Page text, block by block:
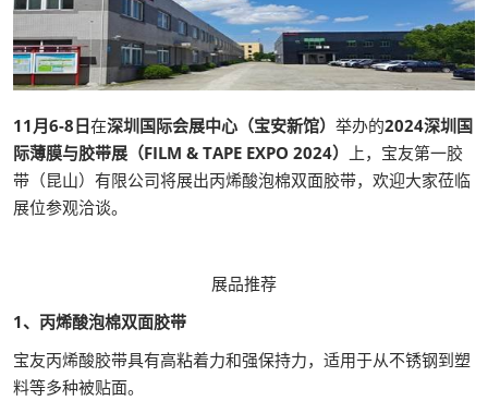
11月6-8日在深圳国际会展中心（宝安新馆） 举办的2024深圳国
际薄膜与胶带展（FILM & TAPE EXPO 2024）
上，宝友第一胶
带（昆山）有限公司将展出丙烯酸泡棉双面胶带，欢迎大家莅临
展位参观洽谈。
展品推荐
1、丙烯酸泡棉双面胶带
宝友丙烯酸胶带具有高粘着力和强保持力，适用于从不锈钢到塑
料等多种被贴面。